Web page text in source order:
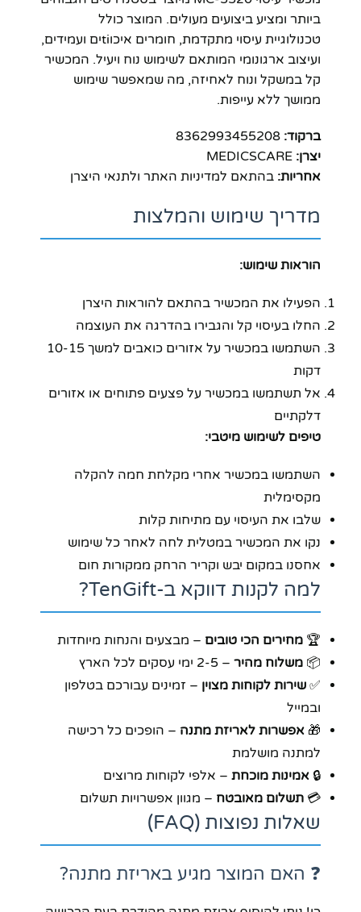
ביותר ומציע ביצועים מעולים. המוצר כולל
טכנולוגיית עיסוי מתקדמת, חומרים איכוtiים ועמידים,
ועיצוב ארגונומי המותאם לשימוש נוח ויעיל. המכשיר
קל במשקל ונוח לאחיזה, מה שמאפשר שימוש
ממושך ללא עייפות.
ברקוד:
יצרן:
אחריות: בהתאם למדיניות האתר ולתנאי היצרן
מדריך שימוש והמלצות
הוראות שימוש:
הפעילו את המכשיר בהתאם להוראות היצרן
החלו בעיסוי קל והגבירו בהדרגה את העוצמה
השתמשו במכשיר על אזורים כואבים למשך 10-15
דקות
אל תשתמשו במכשיר על פצעים פתוחים או אזורים
דלקתיים
טיפים לשימוש מיטבי:
השתמשו במכשיר אחרי מקלחת חמה להקלה
מקסימלית
שלבו את העיסוי עם מתיחות קלות
נקו את המכשיר במטלית לחה לאחר כל שימוש
אחסנו במקום יבש וקריר הרחק ממקורות חום
למה לקנות דווקא ב-TenGift?
🏆 מחירים הכי טובים – מבצעים והנחות מיוחדות
📦 משלוח מהיר – 2-5 ימי עסקים לכל הארץ
✅ שירות לקוחות מצוין – זמינים עבורכם בטלפון
ובמייל
🎁 אפשרות לאריזת מתנה – הופכים כל רכישה
למתנה מושלמת
🔒 אמינות מוכחת – אלפי לקוחות מרוצים
💳 תשלום מאובטח – מגוון אפשרויות תשלום
שאלות נפוצות (FAQ)
❓ האם המוצר מגיע באריזת מתנה?